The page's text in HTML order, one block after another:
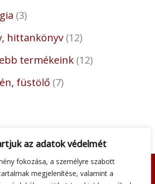
az adatok védelmét
fokozása, a személyre szabott
megjelenítése, valamint a
3
hittankönyv 12
termékeink 12
füstölő 7
Adatkezelési tájékoztató